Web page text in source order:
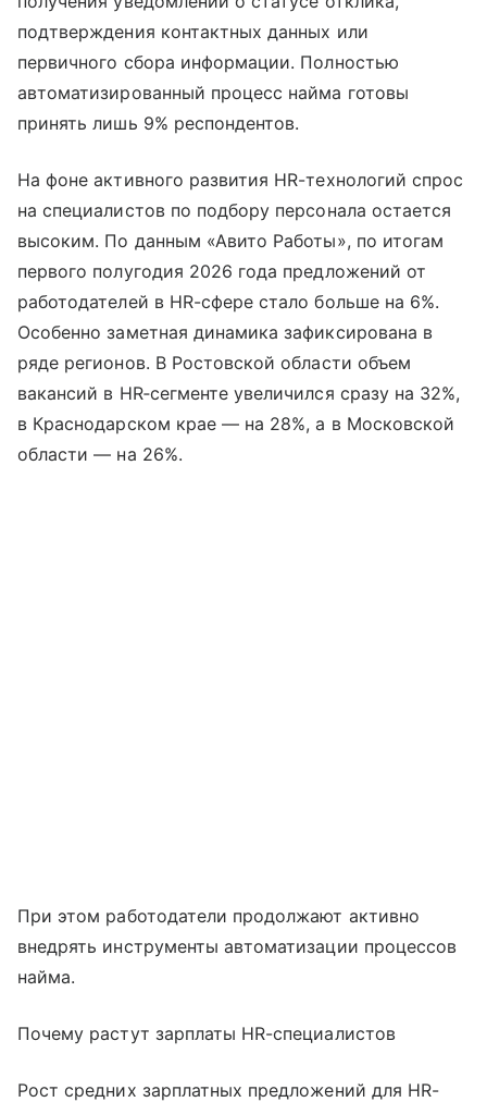
подтверждения контактных данных или
первичного сбора информации. Полностью
автоматизированный процесс найма готовы
принять лишь 9% респондентов.
На фоне активного развития HR-технологий спрос
на специалистов по подбору персонала остается
высоким. По данным «Авито Работы», по итогам
первого полугодия 2026 года предложений от
работодателей в HR-сфере стало больше на 6%.
Особенно заметная динамика зафиксирована в
ряде регионов. В Ростовской области объем
вакансий в HR‑сегменте увеличился сразу на 32%,
в Краснодарском крае — на 28%, а в Московской
области — на 26%.
При этом работодатели продолжают активно
внедрять инструменты автоматизации процессов
найма.
Почему растут зарплаты HR-специалистов
Рост средних зарплатных предложений для HR-